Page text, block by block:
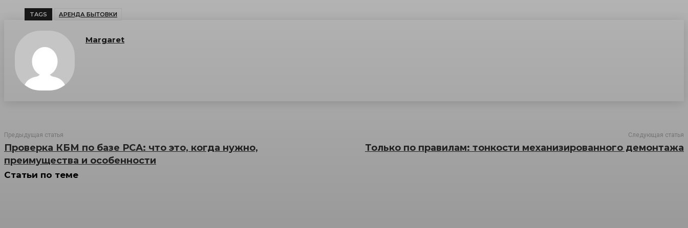
TAGS АРЕНДА БЫТОВКИ
Margaret
Предыдущая статья
Проверка КБМ по базе РСА: что это, когда нужно,
преимущества и особенности
Следующая статья
Только по правилам: тонкости механизированного демонтажа
Статьи по теме